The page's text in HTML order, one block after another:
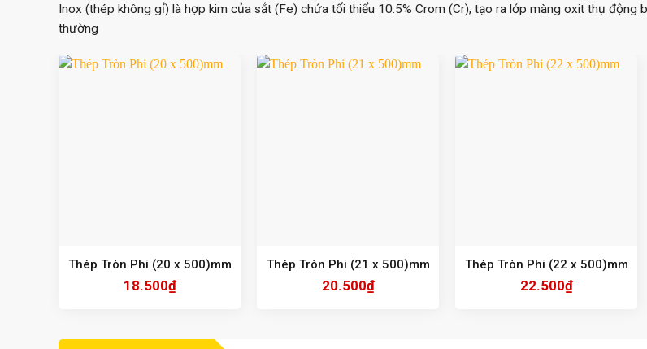
Inox (thép không gỉ) là hợp kim của sắt (Fe) chứa tối thiểu 10.5% Crom (Cr), tạo ra lớp màng oxit thụ
thường
Thép Tròn Phi (20 x 500)mm
18.500₫
Thép Tròn Phi (21 x 500)mm
20.500₫
Thép Tròn Phi (22 x 500)mm
22.500₫